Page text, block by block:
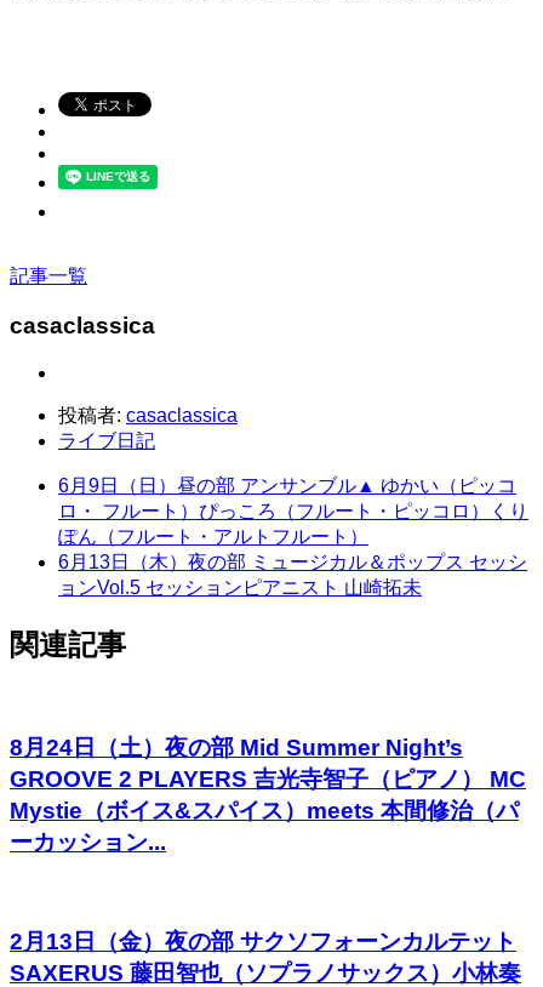
記事一覧
casaclassica
投稿者: casaclassica
ライブ日記
6月9日（日）昼の部 アンサンブル▲ ゆかい（ピッコ
ロ・ フルート）ぴっころ（フルート・ピッコロ）くり
ぽん（フルート・アルトフルート）
6月13日（木）夜の部 ミュージカル＆ポップス セッシ
ョンVol.5 セッションピアニスト 山崎拓未
関連記事
8月24日（土）夜の部 Mid Summer Night’s
GROOVE 2 PLAYERS 吉光寺智子（ピアノ） MC
Mystie（ボイス&スパイス）meets 本間修治（パ
ーカッション...
2月13日（金）夜の部 サクソフォーンカルテット
SAXERUS 藤田智也（ソプラノサックス）小林奏